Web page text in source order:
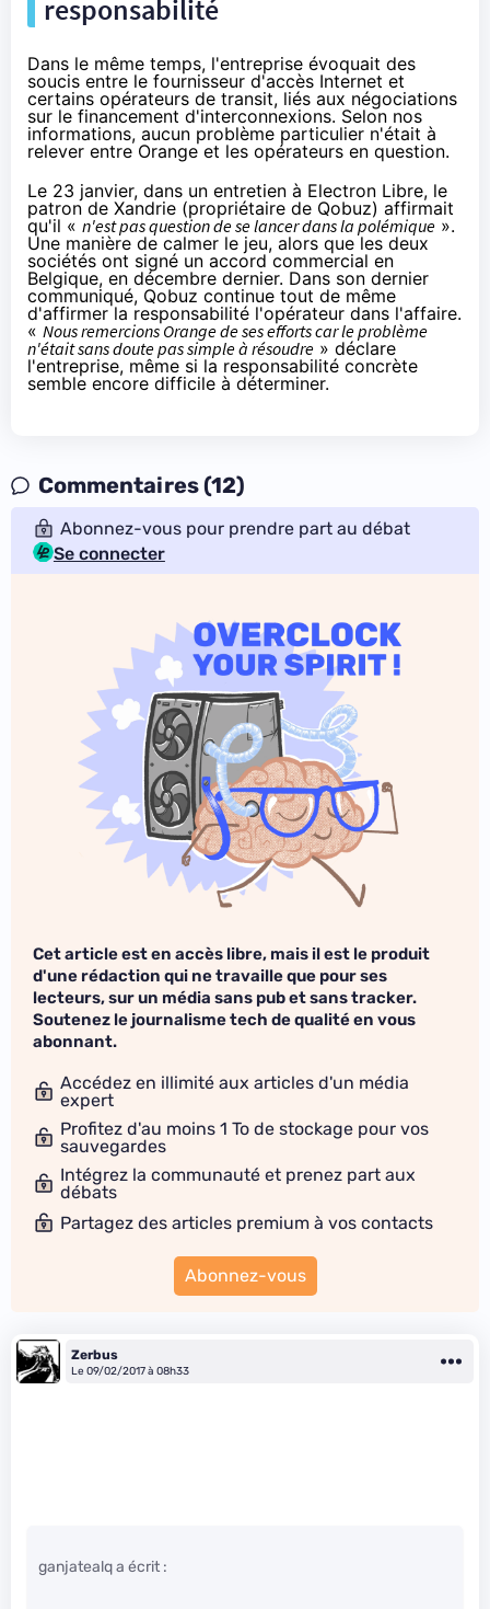
responsabilité
Dans le même temps, l'entreprise évoquait des
soucis entre le fournisseur d'accès Internet et
certains opérateurs de transit, liés aux négociations
sur le financement d'interconnexions. Selon nos
informations, aucun problème particulier n'était à
relever entre Orangeet les opérateurs en question.
Le 23 janvier, dans un entretien à Electron Libre, le
patron de Xandrie (propriétaire de Qobuz) affirmait
qu'il « n'est pas question de se lancer dans la polémique ».
Une manière de calmer le jeu, alors que les deux
sociétés ont signé un accord commercial en
Belgique, en décembre dernier. Dans son dernier
communiqué, Qobuz continue tout de même
d'affirmer la responsabilité l'opérateur dans l'affaire.
« Nous remercionsOrangede ses efforts car le problème
n'était sans doute pas simple à résoudre » déclare
l'entreprise, même si la responsabilité concrète
semble encore difficile à déterminer.
Commentaires (12)
Abonnez-vous pour prendre part au débat
Se connecter
Cet article est en accès libre, mais il est le produit
d'une rédaction qui ne travaille que pour ses
lecteurs, sur un média sans pub et sans tracker.
Soutenez le journalisme tech de qualité en vous
abonnant.
Accédez en illimité aux articles d'un média
expert
Profitez d'au moins 1 To de stockage pour vos
sauvegardes
Intégrez la communauté et prenez part aux
débats
Partagez des articles premium à vos contacts
Abonnez-vous
Zerbus
Le 09/02/2017 à 08h33
ganjatealq a écrit :